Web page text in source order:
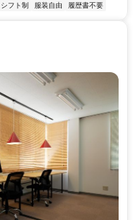
シフト制 服装自由 履歴書不要